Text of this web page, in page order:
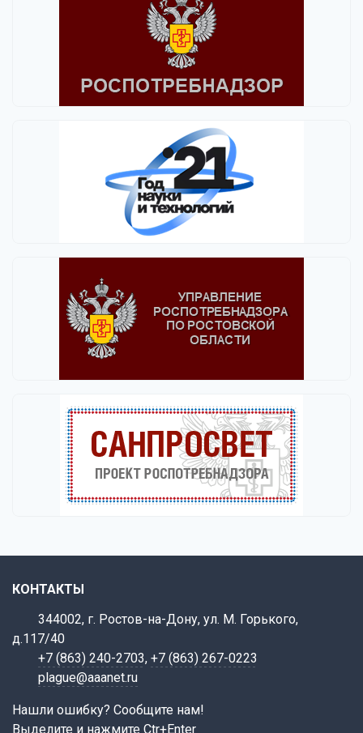
КОНТАКТЫ
344002, г. Ростов-на-Дону, ул. М. Горького,
д.117/40
+7 (863) 240-2703, +7 (863) 267-0223
plague@aaanet.ru
Нашли ошибку? Сообщите нам!
Выделите и нажмите Ctr+Enter